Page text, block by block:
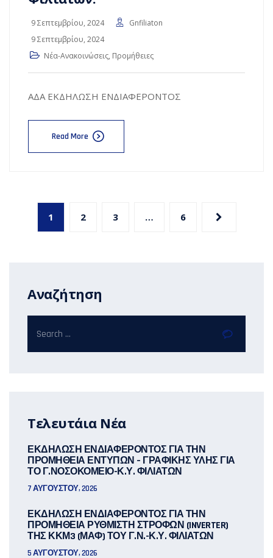
9 Σεπτεμβρίου, 2024
Gnfiliaton
9 Σεπτεμβρίου, 2024
Νέα-Ανακοινώσεις, Προμήθειες
ΑΔΑ ΕΚΔΗΛΩΣΗ ΕΝΔΙΑΦΕΡΟΝΤΟΣ
Read More
1 2 3 … 6
Αναζήτηση
Τελευτάια Νέα
ΕΚΔΗΛΩΣΗ ΕΝΔΙΑΦΕΡΟΝΤΟΣ ΓΙΑ ΤΗΝ
ΠΡΟΜΗΘΕΙΑ ΕΝΤΥΠΩΝ – ΓΡΑΦΙΚΗΣ ΥΛΗΣ ΓΙΑ
ΤΟ Γ.ΝΟΣΟΚΟΜΕΙΟ-Κ.Υ. ΦΙΛΙΑΤΩΝ
7 ΑΥΓΟΎΣΤΟΥ, 2026
ΕΚΔΗΛΩΣΗ ΕΝΔΙΑΦΕΡΟΝΤΟΣ ΓΙΑ ΤΗΝ
ΠΡΟΜΗΘΕΙΑ ΡΥΘΜΙΣΤΗ ΣΤΡΟΦΩΝ (INVERTER)
ΤΗΣ ΚΚΜ3 (ΜΑΦ) ΤΟΥ Γ.Ν.-Κ.Υ. ΦΙΛΙΑΤΩΝ
5 ΑΥΓΟΎΣΤΟΥ, 2026